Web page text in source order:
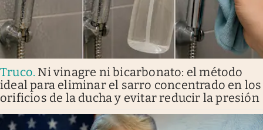
Truco. Ni vinagre ni bicarbonato: el método
ideal para eliminar el sarro concentrado en los
orificios de la ducha y evitar reducir la presión